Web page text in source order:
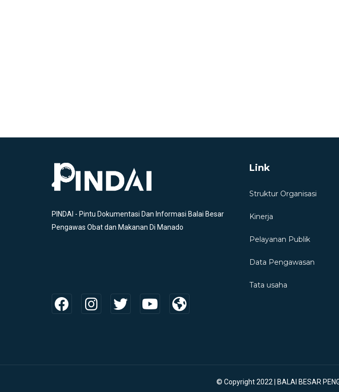
PINDAI - Pintu Dokumentasi Dan Informasi Balai Besar
Pengawas Obat dan Makanan Di Manado
Link
Struktur Organisasi
Kinerja
Pelayanan Publik
Data Pengawasan
Tata usaha
© Copyright 2022 | BALAI BESAR